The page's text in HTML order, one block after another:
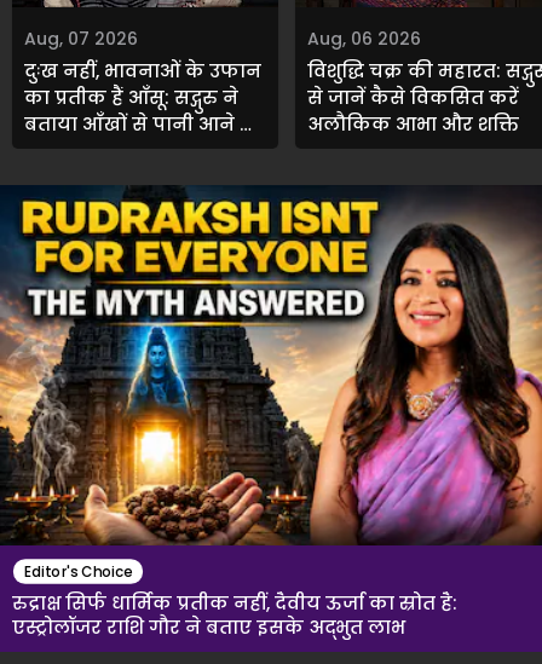
Aug, 07 2026
दुःख नहीं, भावनाओं के उफान
का प्रतीक हैं आँसू: सद्गुरु ने
बताया आँखों से पानी आने का
गहरा रहस्य
Aug, 06 2026
विशुद्धि चक्र की महारत:
से जानें कैसे विकसित करें
अलौकिक आभा और शक्ति
Editor's Choice
रुद्राक्ष सिर्फ धार्मिक प्रतीक नहीं, दैवीय ऊर्जा का स्रोत है:
एस्ट्रोलॉजर राशि गौर ने बताए इसके अद्भुत लाभ